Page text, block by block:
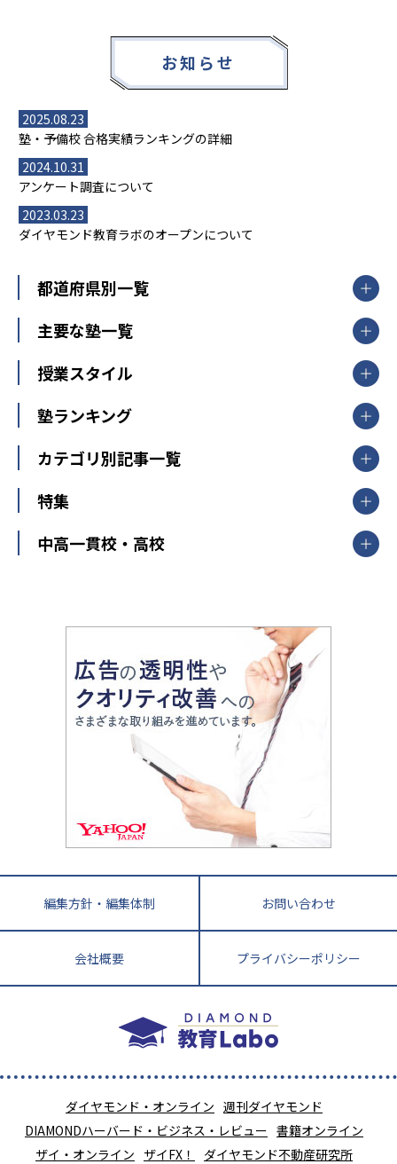
お知らせ
2025.08.23
塾・予備校 合格実績ランキングの詳細
2024.10.31
アンケート調査について
2023.03.23
ダイヤモンド教育ラボのオープンについて
都道府県別一覧
北海道・東北
山形県
福島県
関東
東京都
神奈川県
茨城県
栃木県
群馬県
新潟県
中部
愛知県
静岡県
長野県
大阪府
兵庫県 京都府 奈良県
和歌山県
鳥取県
島根県 岡山県 広島県
香川県
高知県
長崎県 熊本県
鹿児島県 沖縄県
主要な塾一覧
【掲載塾一覧を見る】
東京個別指導学院
明光義塾
個別教室のトライ
武田塾
授業スタイル
個別指導
オンライン指導
塾ランキング
中学受験ランキング
カテゴリ別記事一覧
中学受験
大学受験
教育全般
大学受験塾の選び方
中学受験に熱心な市区町村ランキング
小学校受験
家庭教師
特集
開成番長直伝！子どもの受験を成功させる方法
運動と遊びを考える
情報Ⅰ、数学が苦手な人注目！最短距離の学力
アップ法
悩み多き「大学受験」相談室
英語・英会話・英検対策
小学校教師が解説！中学受験のリアル
教育ジャーナリストが徹底解説！ 大学受験の羅
中高一貫校・高校
大学入試改革
ママテクエグザム
進化する中高一貫校・高校
編集方針・編集体制 お問い合わせ
会社概要 プライバシーポリシー
ダイヤモンド・オンライン 週刊ダイヤモンド
DIAMONDハーバード・ビジネス・レビュー 書籍オンライン
ザイ・オンライン ザイFX！ ダイヤモンド不動産研究所